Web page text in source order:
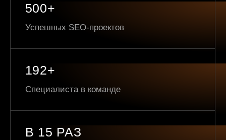
500+
Успешных SEO-проектов
192+
Специалиста в команде
В 15 РАЗ